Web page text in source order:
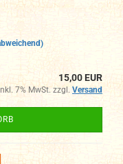
15,00 EUR
7% MwSt. zzgl. Versand